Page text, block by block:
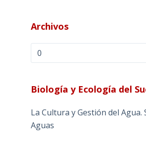
Archivos
Archivos
Biología y Ecología del
La Cultura y Gestión del Agua.
Aguas